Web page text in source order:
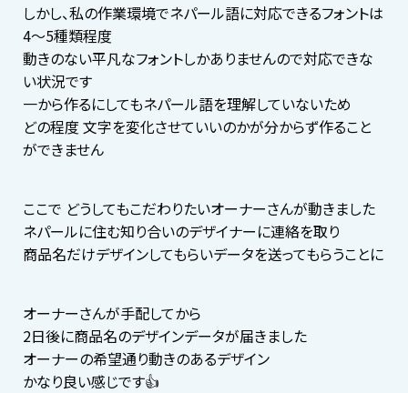
しかし、私の作業環境でネパール語に対応できるフォントは
4〜5種類程度
動きのない平凡なフォントしかありませんので対応できな
い状況です
一から作るにしてもネパール語を理解していないため
どの程度 文字を変化させていいのかが分からず作ること
ができません
ここで どうしてもこだわりたいオーナーさんが動きました
ネパールに住む知り合いのデザイナーに連絡を取り
商品名だけデザインしてもらいデータを送ってもらうことに
オーナーさんが手配してから
2日後に商品名のデザインデータが届きました
オーナーの希望通り動きのあるデザイン
かなり良い感じです👍